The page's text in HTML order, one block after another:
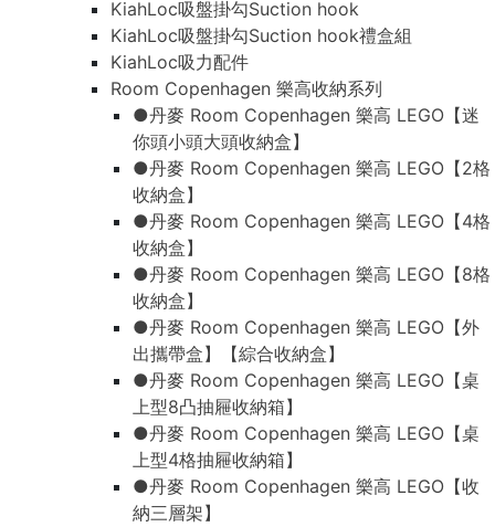
KiahLoc吸盤掛勾Suction hook
KiahLoc吸盤掛勾Suction hook禮盒組
KiahLoc吸力配件
Room Copenhagen 樂高收納系列
●丹麥 Room Copenhagen 樂高 LEGO【迷
你頭小頭大頭收納盒】
●丹麥 Room Copenhagen 樂高 LEGO【2格
收納盒】
●丹麥 Room Copenhagen 樂高 LEGO【4格
收納盒】
●丹麥 Room Copenhagen 樂高 LEGO【8格
收納盒】
●丹麥 Room Copenhagen 樂高 LEGO【外
出攜帶盒】【綜合收納盒】
●丹麥 Room Copenhagen 樂高 LEGO【桌
上型8凸抽屜收納箱】
●丹麥 Room Copenhagen 樂高 LEGO【桌
上型4格抽屜收納箱】
●丹麥 Room Copenhagen 樂高 LEGO【收
納三層架】